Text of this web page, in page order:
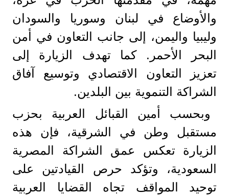
والأوضاع في لبنان وسوريا والسودان
وليبيا واليمن، إلى جانب التعاون في أمن
البحر الأحمر. كما تهدف الزيارة إلى
تعزيز التعاون الاقتصادي وتوسيع آفاق
الشراكة التنموية بين البلدين.
وبحسب أمين القبائل العربية بحزب
مستقبل وطن في الشرقية، فإن هذه
الزيارة تعكس عمق الشراكة المصرية
السعودية، وتؤكد حرص القيادتين على
توحيد المواقف تجاه القضايا العربية